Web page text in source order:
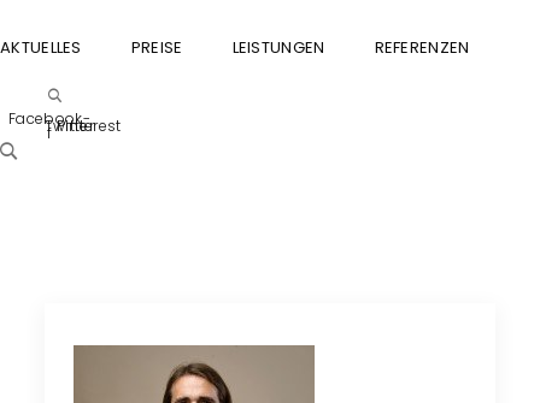
AKTUELLES PREISE LEISTUNGEN REFERENZEN
Facebook-
f
Twitter
Pinterest